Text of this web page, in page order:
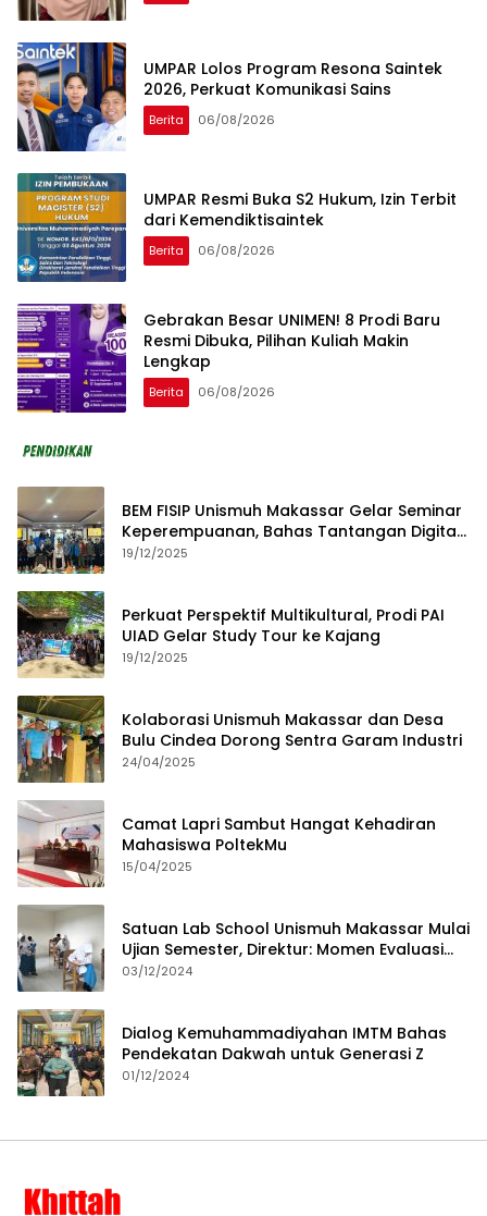
UMPAR Lolos Program Resona Saintek
2026, Perkuat Komunikasi Sains
Berita 06/08/2026
UMPAR Resmi Buka S2 Hukum, Izin Terbit
dari Kemendiktisaintek
Berita 06/08/2026
Gebrakan Besar UNIMEN! 8 Prodi Baru
Resmi Dibuka, Pilihan Kuliah Makin
Lengkap
Berita 06/08/2026
BEM FISIP Unismuh Makassar Gelar Seminar
Keperempuanan, Bahas Tantangan Digital
dan Budaya Lokal
19/12/2025
Perkuat Perspektif Multikultural, Prodi PAI
UIAD Gelar Study Tour ke Kajang
19/12/2025
Kolaborasi Unismuh Makassar dan Desa
Bulu Cindea Dorong Sentra Garam Industri
24/04/2025
Camat Lapri Sambut Hangat Kehadiran
Mahasiswa PoltekMu
15/04/2025
Satuan Lab School Unismuh Makassar Mulai
Ujian Semester, Direktur: Momen Evaluasi
Proses Pembelajaran
03/12/2024
Dialog Kemuhammadiyahan IMTM Bahas
Pendekatan Dakwah untuk Generasi Z
01/12/2024